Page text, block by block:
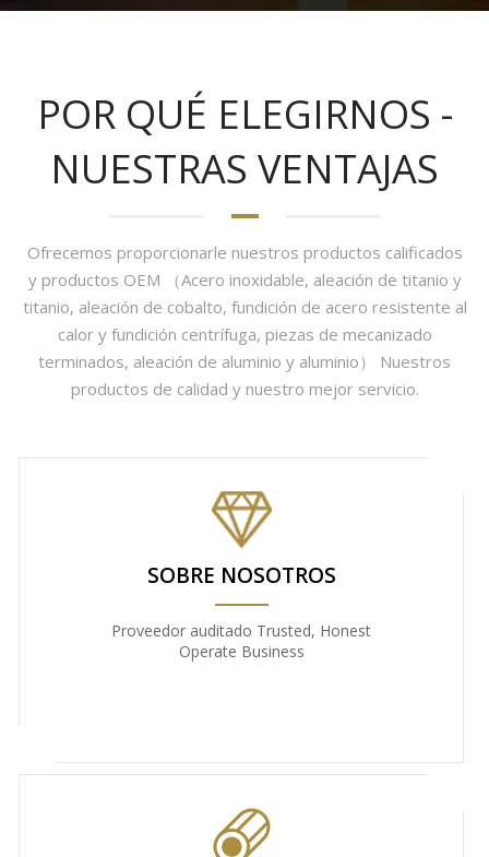
POR QUÉ ELEGIRNOS -
NUESTRAS VENTAJAS
Ofrecemos proporcionarle nuestros productos calificados
y productos OEM （Acero inoxidable, aleación de titanio y
titanio, aleación de cobalto, fundición de acero resistente al
calor y fundición centrífuga, piezas de mecanizado
terminados, aleación de aluminio y aluminio） Nuestros
productos de calidad y nuestro mejor servicio.
SOBRE NOSOTROS
Proveedor auditado Trusted, Honest
Operate Business